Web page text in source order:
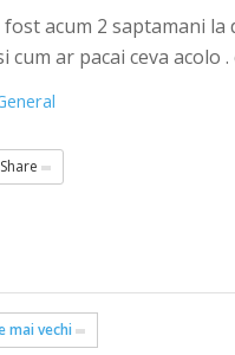
fost acum 2 saptamani
cum ar pacai ceva
mai vechi